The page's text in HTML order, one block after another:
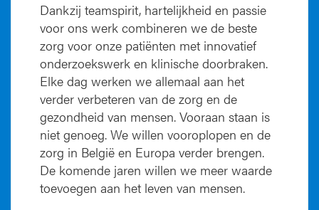
Dankzij teamspirit, hartelijkheid en passie
voor ons werk combineren we de beste
zorg voor onze patiënten met innovatief
onderzoekswerk en klinische doorbraken.
Elke dag werken we allemaal aan het
verder verbeteren van de zorg en de
gezondheid van mensen. Vooraan staan is
niet genoeg. We willen vooroplopen en de
zorg in België en Europa verder brengen.
De komende jaren willen we meer waarde
toevoegen aan het leven van mensen.